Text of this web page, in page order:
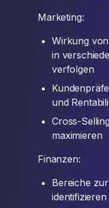
Marketing:
Wirkung
in
verfolgen
und
Cross-
maximieren
Finanzen:
Bereiche